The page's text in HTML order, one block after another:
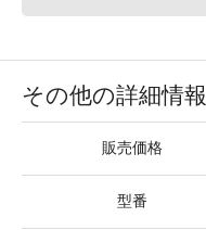
その他の詳細情報
販売価格
型番